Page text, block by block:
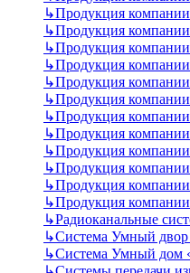
↳Продукция
↳Продукция
↳Продукция
↳Продукция
↳Продукция компании
↳Продукция компании
↳Продукция
↳Продукция компании
↳Продукция
↳Продукция
↳Продукция
↳Продукция
↳Радиоканальные
↳Система Умный
↳Система Умный дом